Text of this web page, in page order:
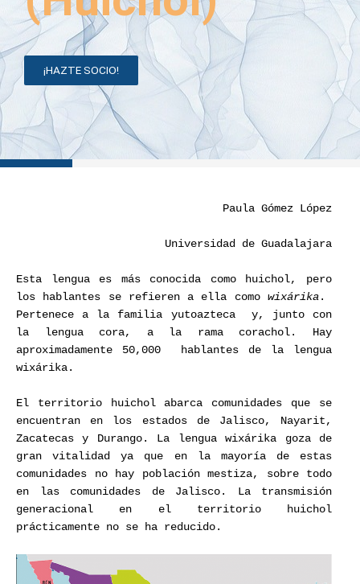
¡HAZTE SOCIO!
Paula Gómez López
Universidad de Guadalajara
Esta lengua es más conocida como huichol, pero
los hablantes se refieren a ella como wixárika .
Pertenece a la familia yutoazteca y, junto con
la lengua cora, a la rama corachol. Hay
aproximadamente 50,000 hablantes de la lengua
wixárika.
El territorio huichol abarca comunidades que se
encuentran en los estados de Jalisco, Nayarit,
Zacatecas y Durango. La lengua wixárika goza de
gran vitalidad ya que en la mayoría de estas
comunidades no hay población mestiza, sobre todo
en las comunidades de Jalisco. La transmisión
generacional en el territorio huichol
prácticamente no se ha reducido.